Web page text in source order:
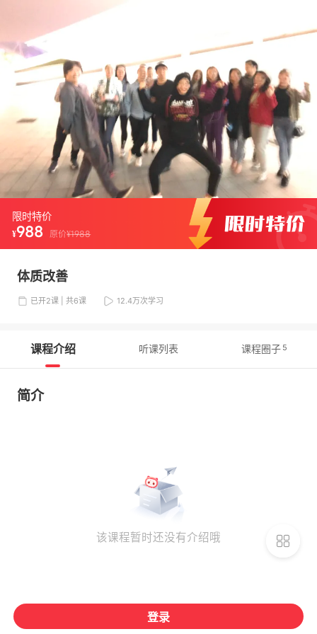
限时特价
¥988 原价¥1988
体质改善
已开2课 | 共6课 12.4万次学习
课程介绍 听课列表 课程圈子 5
简介
该课程暂时还没有介绍哦
登录